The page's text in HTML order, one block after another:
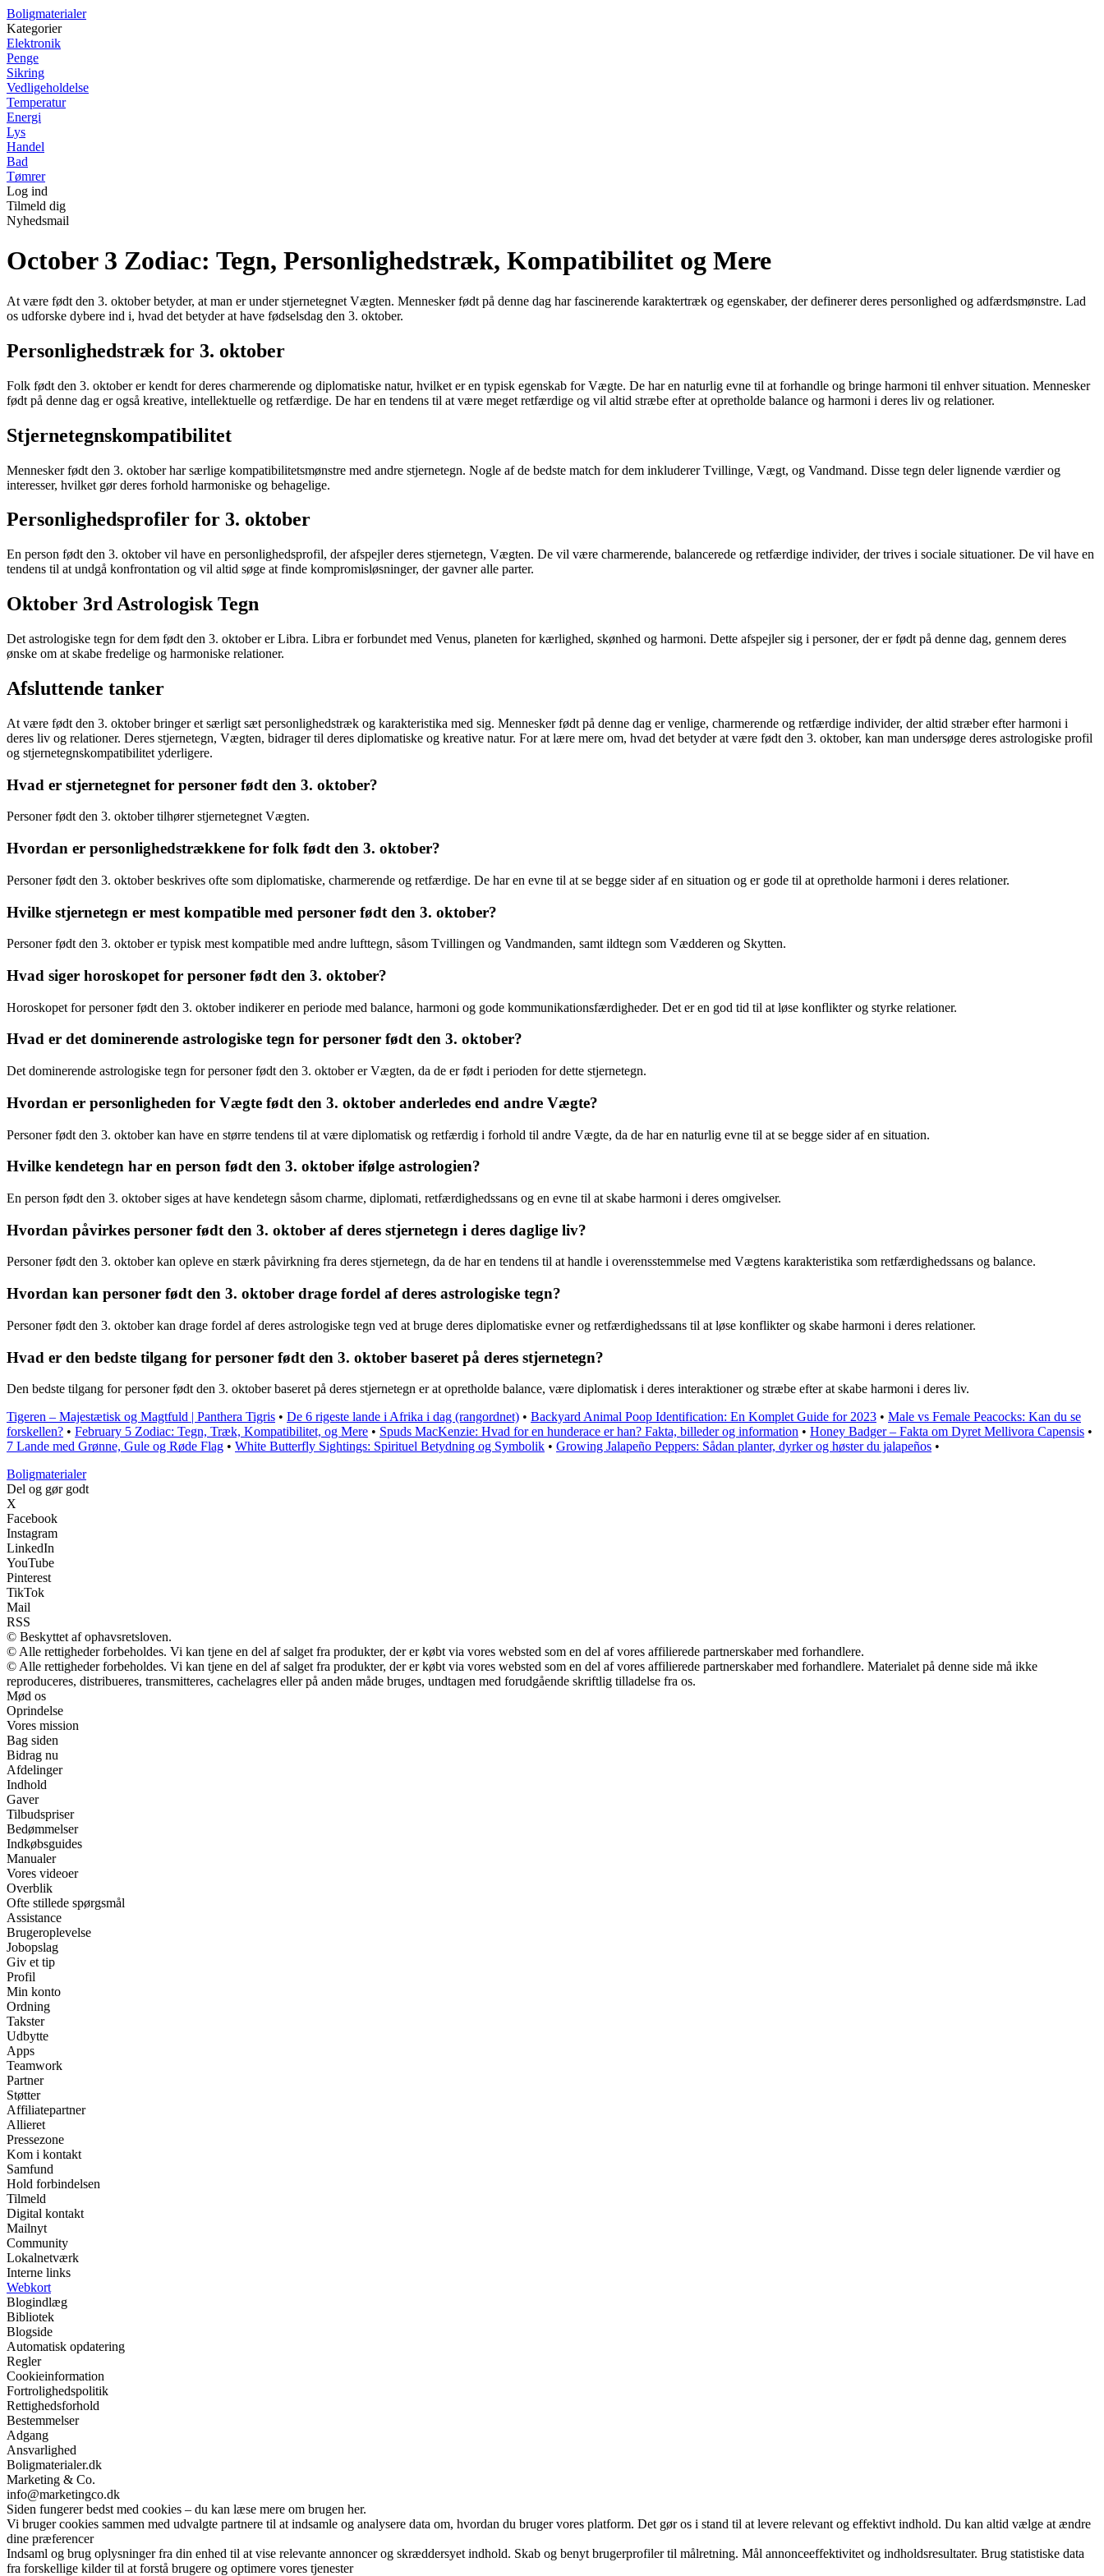
Boligmaterialer
Kategorier
Elektronik
Penge
Sikring
Vedligeholdelse
Temperatur
Energi
Lys
Handel
Bad
Tømrer
Log ind
Tilmeld dig
Nyhedsmail
October 3 Zodiac: Tegn, Personlighedstræk, Kompatibilitet og Mere
At være født den 3. oktober betyder, at man er under stjernetegnet Vægten. Mennesker født på denne dag har fascinerende karaktertræk og egenskaber, der definerer deres personlighed og adfærdsmønstre. Lad
os udforske dybere ind i, hvad det betyder at have fødselsdag den 3. oktober.
Personlighedstræk for 3. oktober
Folk født den 3. oktober er kendt for deres charmerende og diplomatiske natur, hvilket er en typisk egenskab for Vægte. De har en naturlig evne til at forhandle og bringe harmoni til enhver situation. Mennesker
født på denne dag er også kreative, intellektuelle og retfærdige. De har en tendens til at være meget retfærdige og vil altid stræbe efter at opretholde balance og harmoni i deres liv og relationer.
Stjernetegnskompatibilitet
Mennesker født den 3. oktober har særlige kompatibilitetsmønstre med andre stjernetegn. Nogle af de bedste match for dem inkluderer Tvillinge, Vægt, og Vandmand. Disse tegn deler lignende værdier og
interesser, hvilket gør deres forhold harmoniske og behagelige.
Personlighedsprofiler for 3. oktober
En person født den 3. oktober vil have en personlighedsprofil, der afspejler deres stjernetegn, Vægten. De vil være charmerende, balancerede og retfærdige individer, der trives i sociale situationer. De vil have en
tendens til at undgå konfrontation og vil altid søge at finde kompromisløsninger, der gavner alle parter.
Oktober 3rd Astrologisk Tegn
Det astrologiske tegn for dem født den 3. oktober er Libra. Libra er forbundet med Venus, planeten for kærlighed, skønhed og harmoni. Dette afspejler sig i personer, der er født på denne dag, gennem deres
ønske om at skabe fredelige og harmoniske relationer.
Afsluttende tanker
At være født den 3. oktober bringer et særligt sæt personlighedstræk og karakteristika med sig. Mennesker født på denne dag er venlige, charmerende og retfærdige individer, der altid stræber efter harmoni i
deres liv og relationer. Deres stjernetegn, Vægten, bidrager til deres diplomatiske og kreative natur. For at lære mere om, hvad det betyder at være født den 3. oktober, kan man undersøge deres astrologiske profil
og stjernetegnskompatibilitet yderligere.
Hvad er stjernetegnet for personer født den 3. oktober?
Personer født den 3. oktober tilhører stjernetegnet Vægten.
Hvordan er personlighedstrækkene for folk født den 3. oktober?
Personer født den 3. oktober beskrives ofte som diplomatiske, charmerende og retfærdige. De har en evne til at se begge sider af en situation og er gode til at opretholde harmoni i deres relationer.
Hvilke stjernetegn er mest kompatible med personer født den 3. oktober?
Personer født den 3. oktober er typisk mest kompatible med andre lufttegn, såsom Tvillingen og Vandmanden, samt ildtegn som Vædderen og Skytten.
Hvad siger horoskopet for personer født den 3. oktober?
Horoskopet for personer født den 3. oktober indikerer en periode med balance, harmoni og gode kommunikationsfærdigheder. Det er en god tid til at løse konflikter og styrke relationer.
Hvad er det dominerende astrologiske tegn for personer født den 3. oktober?
Det dominerende astrologiske tegn for personer født den 3. oktober er Vægten, da de er født i perioden for dette stjernetegn.
Hvordan er personligheden for Vægte født den 3. oktober anderledes end andre Vægte?
Personer født den 3. oktober kan have en større tendens til at være diplomatisk og retfærdig i forhold til andre Vægte, da de har en naturlig evne til at se begge sider af en situation.
Hvilke kendetegn har en person født den 3. oktober ifølge astrologien?
En person født den 3. oktober siges at have kendetegn såsom charme, diplomati, retfærdighedssans og en evne til at skabe harmoni i deres omgivelser.
Hvordan påvirkes personer født den 3. oktober af deres stjernetegn i deres daglige liv?
Personer født den 3. oktober kan opleve en stærk påvirkning fra deres stjernetegn, da de har en tendens til at handle i overensstemmelse med Vægtens karakteristika som retfærdighedssans og balance.
Hvordan kan personer født den 3. oktober drage fordel af deres astrologiske tegn?
Personer født den 3. oktober kan drage fordel af deres astrologiske tegn ved at bruge deres diplomatiske evner og retfærdighedssans til at løse konflikter og skabe harmoni i deres relationer.
Hvad er den bedste tilgang for personer født den 3. oktober baseret på deres stjernetegn?
Den bedste tilgang for personer født den 3. oktober baseret på deres stjernetegn er at opretholde balance, være diplomatisk i deres interaktioner og stræbe efter at skabe harmoni i deres liv.
Tigeren – Majestætisk og Magtfuld | Panthera Tigris • De 6 rigeste lande i Afrika i dag (rangordnet) • Backyard Animal Poop Identification: En Komplet Guide for 2023 • Male vs Female Peacocks: Kan du se
forskellen? • February 5 Zodiac: Tegn, Træk, Kompatibilitet, og Mere • Spuds MacKenzie: Hvad for en hunderace er han? Fakta, billeder og information • Honey Badger – Fakta om Dyret Mellivora Capensis •
7 Lande med Grønne, Gule og Røde Flag • White Butterfly Sightings: Spirituel Betydning og Symbolik • Growing Jalapeño Peppers: Sådan planter, dyrker og høster du jalapeños •
Boligmaterialer
Del og gør godt
X
Facebook
Instagram
LinkedIn
YouTube
Pinterest
TikTok
Mail
RSS
© Beskyttet af ophavsretsloven.
© Alle rettigheder forbeholdes. Vi kan tjene en del af salget fra produkter, der er købt via vores websted som en del af vores affilierede partnerskaber med forhandlere.
© Alle rettigheder forbeholdes. Vi kan tjene en del af salget fra produkter, der er købt via vores websted som en del af vores affilierede partnerskaber med forhandlere. Materialet på denne side må ikke
reproduceres, distribueres, transmitteres, cachelagres eller på anden måde bruges, undtagen med forudgående skriftlig tilladelse fra os.
Mød os
Oprindelse
Vores mission
Bag siden
Bidrag nu
Afdelinger
Indhold
Gaver
Tilbudspriser
Bedømmelser
Indkøbsguides
Manualer
Vores videoer
Overblik
Ofte stillede spørgsmål
Assistance
Brugeroplevelse
Jobopslag
Giv et tip
Profil
Min konto
Ordning
Takster
Udbytte
Apps
Teamwork
Partner
Støtter
Affiliatepartner
Allieret
Pressezone
Kom i kontakt
Samfund
Hold forbindelsen
Tilmeld
Digital kontakt
Mailnyt
Community
Lokalnetværk
Interne links
Webkort
Blogindlæg
Bibliotek
Blogside
Automatisk opdatering
Regler
Cookieinformation
Fortrolighedspolitik
Rettighedsforhold
Bestemmelser
Adgang
Ansvarlighed
Boligmaterialer.dk
Marketing & Co.
info@marketingco.dk
Siden fungerer bedst med cookies – du kan læse mere om brugen her.
Vi bruger cookies sammen med udvalgte partnere til at indsamle og analysere data om, hvordan du bruger vores platform. Det gør os i stand til at levere relevant og effektivt indhold. Du kan altid vælge at ændre
dine præferencer
Indsaml og brug oplysninger fra din enhed til at vise relevante annoncer og skræddersyet indhold. Skab og benyt brugerprofiler til målretning. Mål annonceeffektivitet og indholdsresultater. Brug statistiske data
fra forskellige kilder til at forstå brugere og optimere vores tjenester